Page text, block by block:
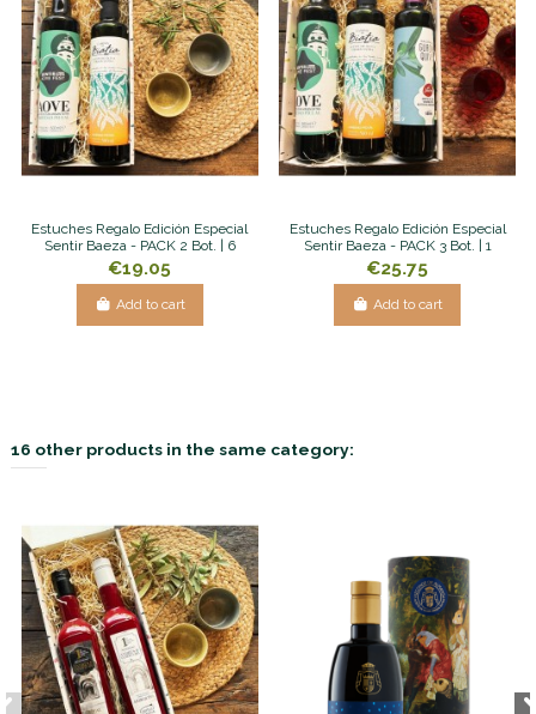
Estuches Regalo Edición Especial
Sentir Baeza - PACK 2 Bot. | 6
€19.05
Add to cart
Estuches Regalo Edición Especial
Sentir Baeza - PACK 3 Bot. | 1
€25.75
Add to cart
16 other products in the same category: